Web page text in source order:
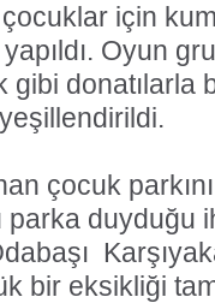
için
Oyun
gibi
çocuk
duyduğu

bir eksikliği